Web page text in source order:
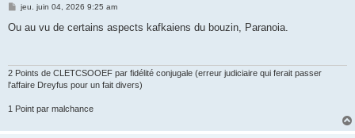
M
s
jeu. juin 04, 2026 9:25 am
Ou au vu de certains aspects kafkaiens du bouzin, Paranoia.
2 Points de CLETCSOOEF par fidélité conjugale (erreur judiciaire qui ferait passer
l'affaire Dreyfus pour un fait divers)
1 Point par malchance